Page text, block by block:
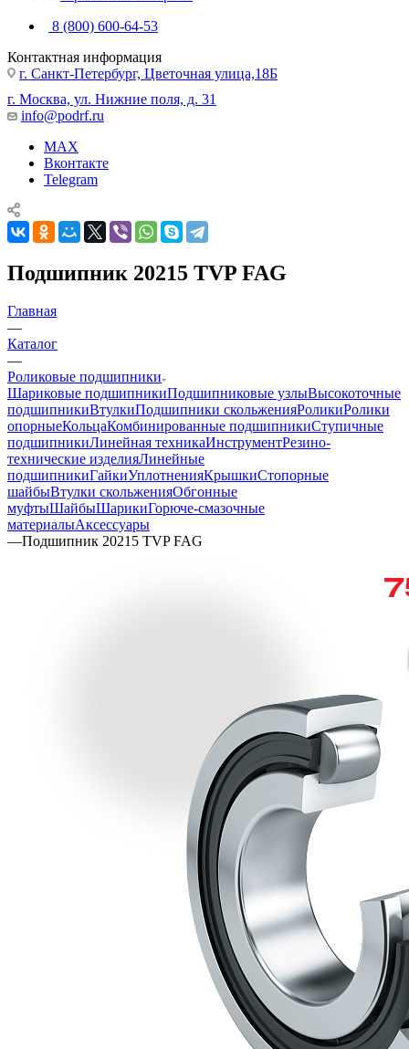
8 (800) 600-64-53
Контактная информация
г. Санкт-Петербург, Цветочная улица,18Б
г. Москва, ул. Нижние поля, д. 31
info@podrf.ru
MAX
Вконтакте
Telegram
Подшипник 20215 TVP FAG
Главная
—
Каталог
—
Роликовые подшипники
Шариковые подшипникиПодшипниковые узлыВысокоточные
подшипникиВтулкиПодшипники скольженияРоликиРолики
опорныеКольцаКомбинированные подшипникиСтупичные
подшипникиЛинейная техникаИнструментРезино-
технические изделияЛинейные
подшипникиГайкиУплотненияКрышкиСтопорные
шайбыВтулки скольженияОбгонные
муфтыШайбыШарикиГорюче-смазочные
материалыАксессуары
—Подшипник 20215 TVP FAG